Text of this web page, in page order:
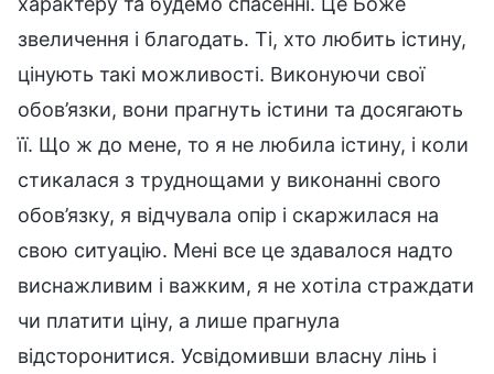
звеличення і благодать. Ті, хто любить істину,
цінують такі можливості. Виконуючи свої
обов’язки, вони прагнуть істини та досягають
її. Що ж до мене, то я не любила істину, і коли
стикалася з труднощами у виконанні свого
обов’язку, я відчувала опір і скаржилася на
свою ситуацію. Мені все це здавалося надто
виснажливим і важким, я не хотіла страждати
чи платити ціну, а лише прагнула
відсторонитися. Усвідомивши власну лінь і